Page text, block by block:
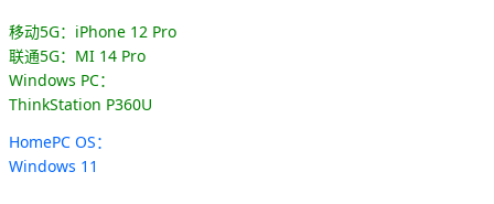
移动5G：iPhone 12 Pro
联通5G：MI 14 Pro
Windows PC：
ThinkStation P360U
HomePC OS：
Windows 11